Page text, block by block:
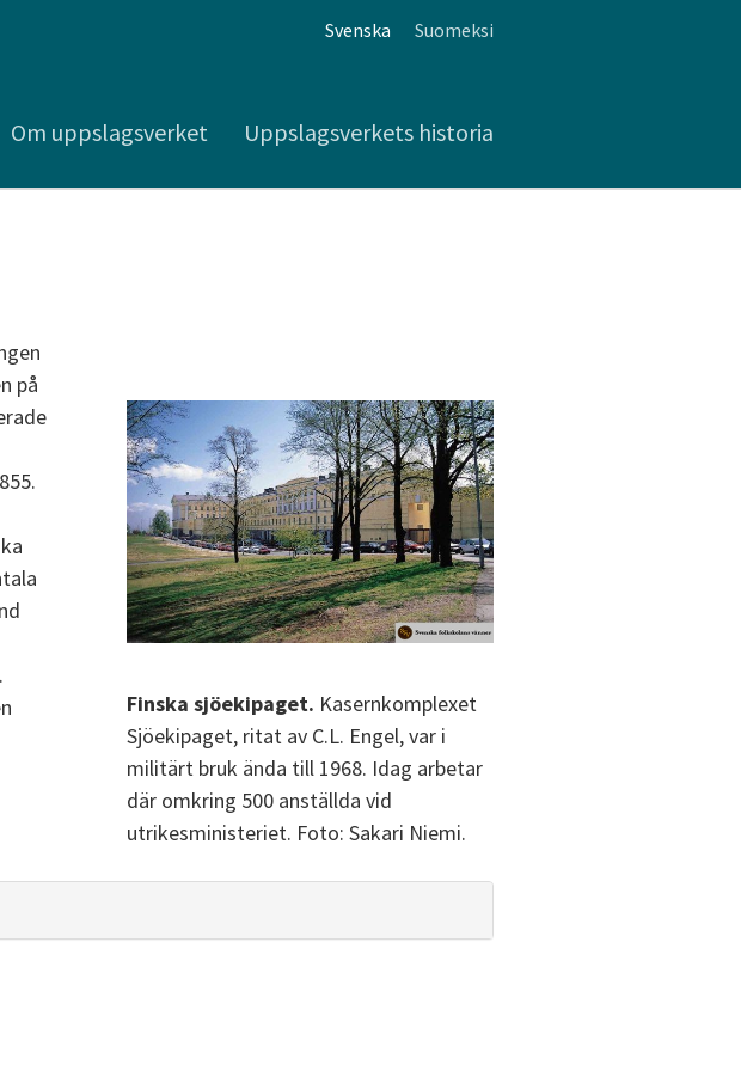
Svenska Suomeksi
Om uppslagsverket Uppslagsverkets historia
på
Finska sjöekipaget. Kasernkomplexet
Sjöekipaget, ritat av C.L. Engel, var i
militärt bruk ända till 1968. Idag arbetar
där omkring 500 anställda vid
utrikesministeriet. Foto: Sakari Niemi.